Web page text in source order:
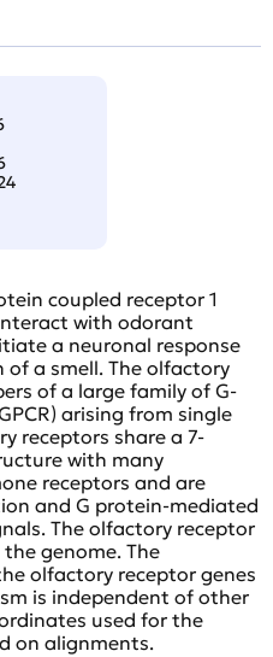
coupled receptor 1
with odorant
a neuronal response
a smell. The olfactory
of a large family of G-
arising from single
receptors share a 7-
with many
receptors and are
and G protein-mediated
The olfactory receptor
genome. The
olfactory receptor genes
is independent of other
used for the
on alignments.